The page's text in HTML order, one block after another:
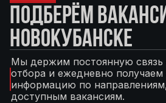
ПОДБЕРЁМ
НОВОКУБАНСКЕ
Мы держим постоянную связь
отбора и ежедневно получаем
информацию по
доступным вакансиям.